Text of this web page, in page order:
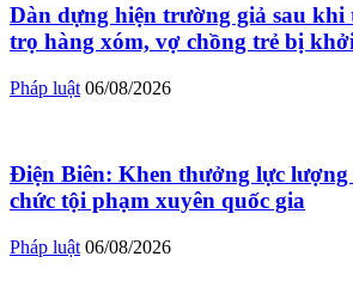
Dàn dựng hiện trường giả sau khi
trọ hàng xóm, vợ chồng trẻ bị
Pháp luật 06/08/2026
Điện Biên: Khen thưởng lực
chức tội phạm xuyên quốc gia
Pháp luật 06/08/2026